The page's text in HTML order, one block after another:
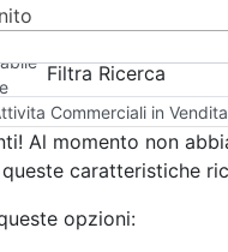
Commerciali in Vendita
Commerciale
Filtra Ricerca
Al momento non
caratteristiche
opzioni: